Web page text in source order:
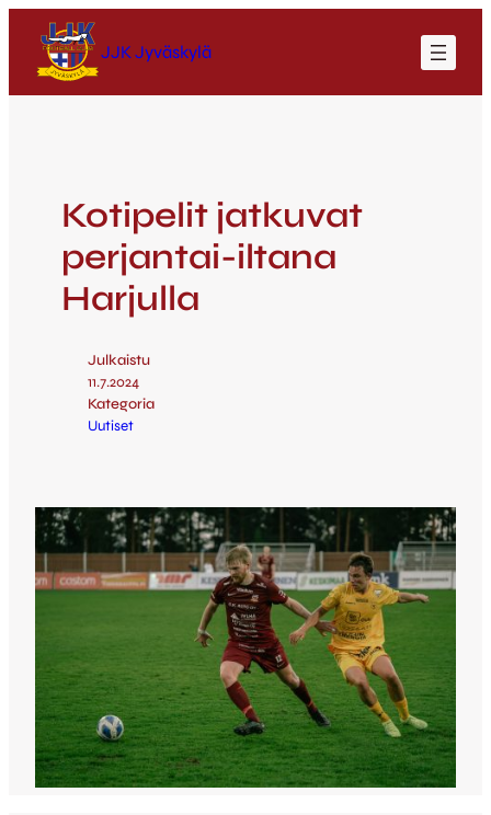
JJK Jyväskylä
Kotipelit jatkuvat
perjantai-iltana
Harjulla
Julkaistu
11.7.2024
Kategoria
Uutiset